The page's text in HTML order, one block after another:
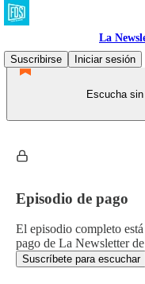
La
Suscribirse
Iniciar sesión
Escucha
Episodio de pago
El episodio completo
pago de La Newsletter
Suscríbete para escuchar